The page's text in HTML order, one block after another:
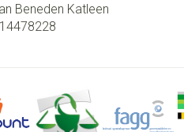
Beneden Katleen